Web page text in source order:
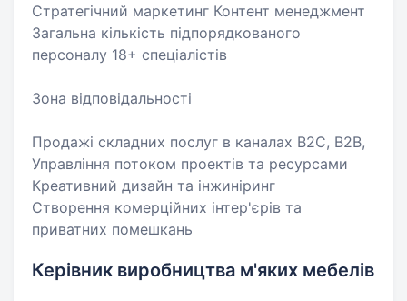
Стратегічний маркетинг Контент менеджмент
Загальна кількість підпорядкованого
персоналу 18+ спеціалістів
Зона відповідальності
Продажі складних послуг в каналах B2C, B2B,
Управління потоком проектів та ресурсами
Креативний дизайн та інжиніринг
Створення комерційних інтер'єрів та
приватних помешкань
Керівник виробництва м'яких мебелів